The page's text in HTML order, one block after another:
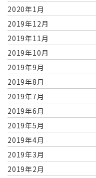
2020年1月
2019年12月
2019年11月
2019年10月
2019年9月
2019年8月
2019年7月
2019年6月
2019年5月
2019年4月
2019年3月
2019年2月